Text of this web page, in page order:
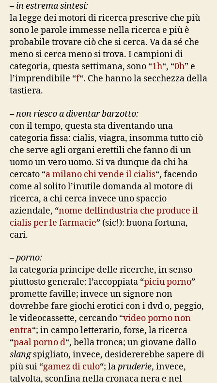
– in estrema sintesi:
la legge dei motori di ricerca prescrive che più
sono le parole immesse nella ricerca e più è
probabile trovare ciò che si cerca. Va da sé che
meno si cerca meno si trova. I campioni di
categoria, questa settimana, sono “1h“, “0h” e
l’imprendibile “f“. Che hanno la secchezza della
tastiera.
–non riesco a diventar barzotto:
con il tempo, questa sta diventando una
categoria fissa: cialis, viagra, insomma tutto ciò
che serve agli organi erettili che fanno di un
uomo un vero uomo. Si va dunque da chi ha
cercato “a milano chi vende il cialis“, facendo
come al solito l’inutile domanda al motore di
ricerca, a chi cerca invece uno spaccio
aziendale, “nome dellindustria che produce il
cialis per le farmacie” (sic!): buona fortuna,
cari.
–porno:
la categoria principe delle ricerche, in senso
piuttosto generale: l’accoppiata “piciu porno”
promette faville; invece un signore non
dovrebbe fare giochi erotici con i dvd o, peggio,
le videocassette, cercando “video porno non
entra“; in campo letterario, forse, la ricerca
“paal porno d“, bella tronca; un giovane dallo
slangspigliato, invece, desidererebbe sapere di
più sui “gamez di culo“; lapruderie, invece,
talvolta, sconfina nella cronaca nera e nel